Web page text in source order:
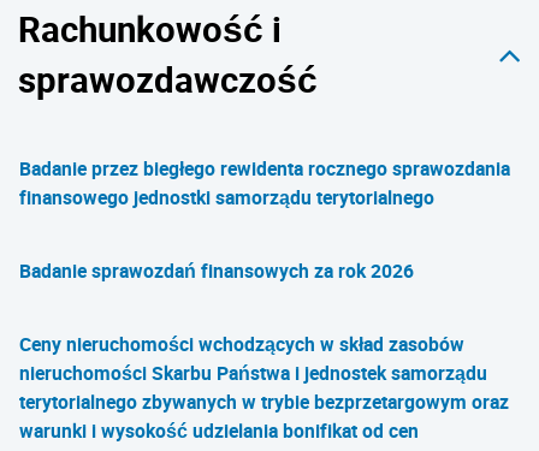
Rachunkowość i
sprawozdawczość
Badanie przez biegłego rewidenta rocznego sprawozdania
finansowego jednostki samorządu terytorialnego
Badanie sprawozdań finansowych za rok 2026
Ceny nieruchomości wchodzących w skład zasobów
nieruchomości Skarbu Państwa i jednostek samorządu
terytorialnego zbywanych w trybie bezprzetargowym oraz
warunki i wysokość udzielania bonifikat od cen